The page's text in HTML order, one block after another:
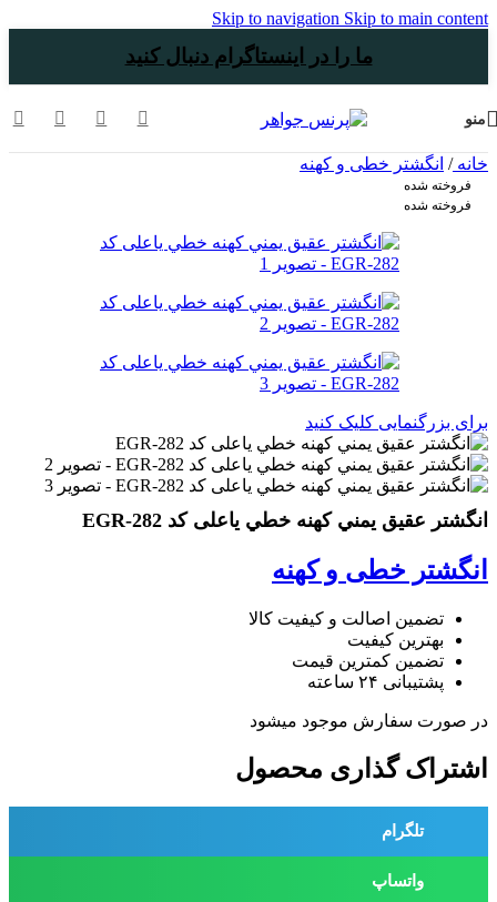
Skip to navigation Skip to main content
ما را در اینستاگرام دنبال کنید
منو
خانه/ انگشتر خطی و کهنه
فروخته شده
فروخته شده
برای بزرگنمایی کلیک کنید
انگشتر عقيق يمني كهنه خطي یاعلی کد EGR-282
انگشتر خطی و کهنه
تضمین اصالت و کیفیت کالا
بهترین کیفیت
تضمین کمترین قیمت
پشتیبانی ۲۴ ساعته
در صورت سفارش موجود میشود
اشتراک گذاری محصول
تلگرام
واتساپ